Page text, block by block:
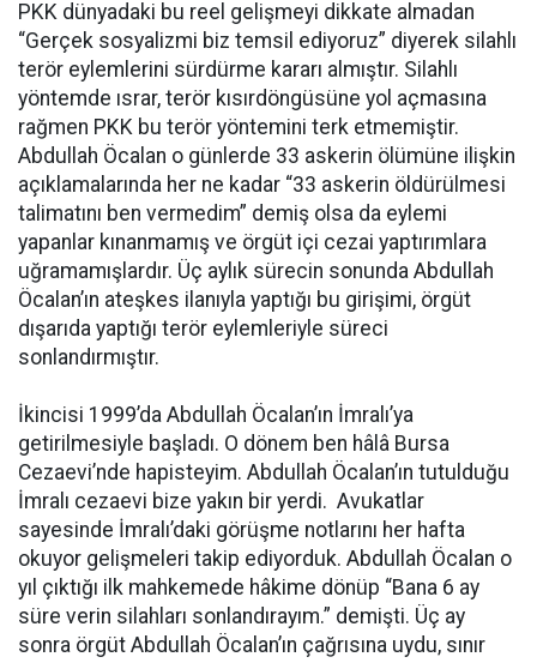
PKK dünyadaki bu reel gelişmeyi dikkate almadan
“Gerçek sosyalizmi biz temsil ediyoruz” diyerek silahlı
terör eylemlerini sürdürme kararı almıştır. Silahlı
yöntemde ısrar, terör kısırdöngüsüne yol açmasına
rağmen PKK bu terör yöntemini terk etmemiştir.
Abdullah Öcalan o günlerde 33 askerin ölümüne ilişkin
açıklamalarında her ne kadar “33 askerin öldürülmesi
talimatını ben vermedim” demiş olsa da eylemi
yapanlar kınanmamış ve örgüt içi cezai yaptırımlara
uğramamışlardır. Üç aylık sürecin sonunda Abdullah
Öcalan’ın ateşkes ilanıyla yaptığı bu girişimi, örgüt
dışarıda yaptığı terör eylemleriyle süreci
sonlandırmıştır.
İkincisi 1999’da Abdullah Öcalan’ın İmralı’ya
getirilmesiyle başladı. O dönem ben hâlâ Bursa
Cezaevi’nde hapisteyim. Abdullah Öcalan’ın tutulduğu
İmralı cezaevi bize yakın bir yerdi. Avukatlar
sayesinde İmralı’daki görüşme notlarını her hafta
okuyor gelişmeleri takip ediyorduk. Abdullah Öcalan o
yıl çıktığı ilk mahkemede hâkime dönüp “Bana 6 ay
süre verin silahları sonlandırayım.” demişti. Üç ay
sonra örgüt Abdullah Öcalan’ın çağrısına uydu, sınır